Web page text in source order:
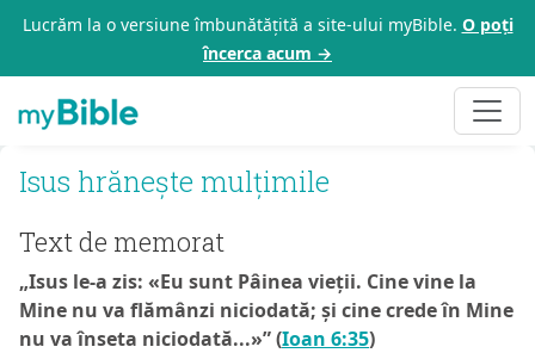
Lucrăm la o versiune îmbunătățită a site-ului myBible. O poți
încerca acum →
Isus hrănește mulțimile
Text de memorat
„Isus le-a zis: «Eu sunt Pâinea vieții. Cine vine la
Mine nu va flămânzi niciodată; și cine crede în Mine
nu va înseta niciodată...»” (Ioan 6:35)